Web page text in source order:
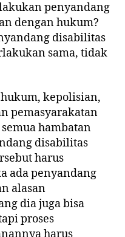
penyandang
dengan hukum?
disabilitas
sama, tidak
kepolisian,
pemasyarakatan
hambatan
disabilitas
harus
ada penyandang
alasan
dia juga bisa
proses